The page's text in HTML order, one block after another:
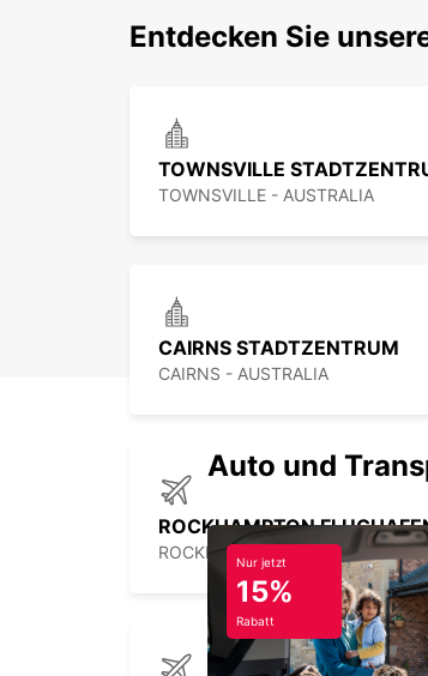
Entdecken Sie
TOWNSVILLE
TOWNSVILLE - AUSTRALIA
CAIRNS STADTZENTRUM
CAIRNS - AUSTRALIA
ROCKHAMPTON
ROCKHAMPTON - AUSTRALIA
Auto und
Nur jetzt
15%
Rabatt